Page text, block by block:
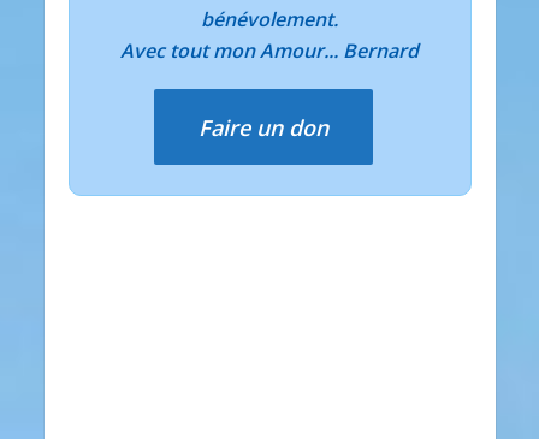
bénévolement.
Avec tout mon Amour... Bernard
Faire un don